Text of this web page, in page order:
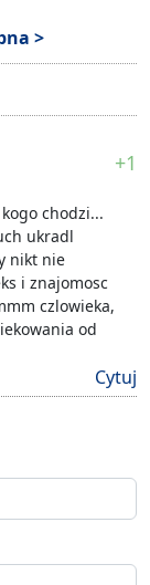
>
+1
chodzi...
ukradl
nikt nie
i znajomosc
czlowieka,
od
Cytuj